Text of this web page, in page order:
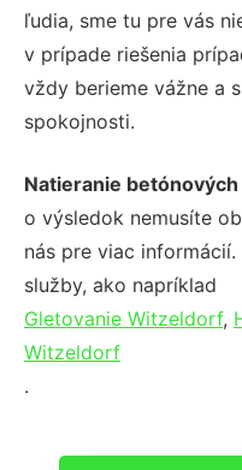
ľudia, sme tu pre vás
v prípade riešenia
vždy berieme vážne a
spokojnosti.
Natieranie
o výsledok nemusíte
nás pre viac
služby, ako napríklad
Gletovanie Witzeldorf,
Witzeldorf
.